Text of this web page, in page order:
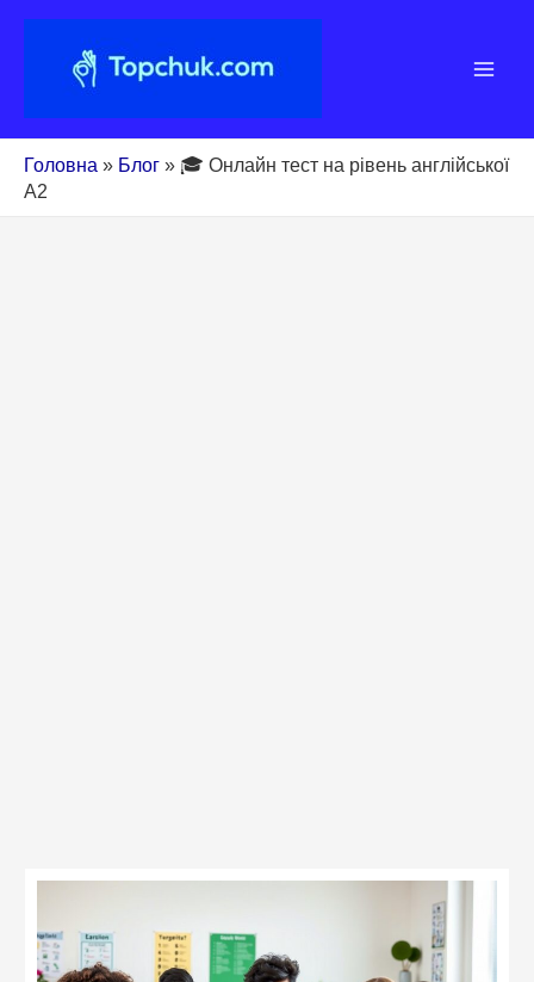
Перейти
Головна » Блог » 🎓 Онлайн тест на рівень англійської
A2